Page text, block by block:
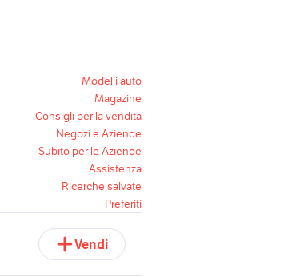
Modelli auto
Magazine
Consigli per la vendita
Negozi e Aziende
Subito per le Aziende
Assistenza
Ricerche salvate
Preferiti
Vendi